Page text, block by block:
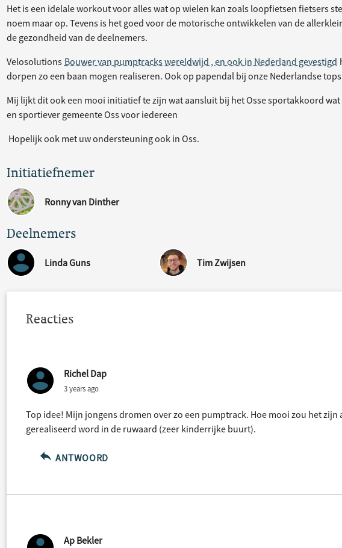
Het is een idelale workout voor alles wat op wielen kan zoals loopfietsen fietsers
noem maar op. Tevens is het goed voor de motorische ontwikkelen van de
de gezondheid van de deelnemers.
Velosolutions Bouwer van pumptracks wereldwijd , en ook in Nederland gevestigd
dorpen zo een baan mogen realiseren. Ook op papendal bij onze Nederlandse
Mij lijkt dit ook een mooi initiatief te zijn wat aansluit bij het Osse sportakkoord
en sportiever gemeente Oss voor iedereen
Hopelijk ook met uw ondersteuning ook in Oss.
Initiatiefnemer
Ronny van Dinther
Deelnemers
Linda Guns Tim Zwijsen
Reacties
Richel Dap
3 years ago
Top idee! Mijn jongens dromen over zo een pumptrack. Hoe mooi zou het zijn
gerealiseerd word in de ruwaard (zeer kinderrijke buurt).
ANTWOORD
Ap Bekler